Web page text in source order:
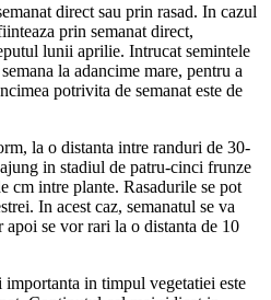
direct sau prin rasad. In cazul
prin semanat direct,
lunii aprilie. Intrucat semintele
la adancime mare, pentru a
potrivita de semanat este de
la o distanta intre randuri de 30-
in stadiul de patru-cinci frunze
cm intre plante. Rasadurile se pot
In acest caz, semanatul se va
se vor rari la o distanta de 10
in timpul vegetatiei este